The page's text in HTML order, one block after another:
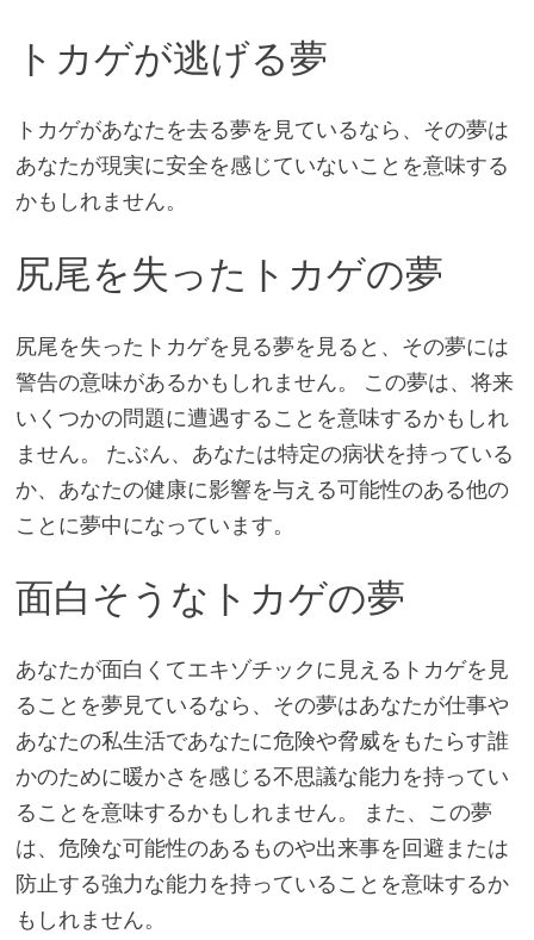
トカゲが逃げる夢
トカゲがあなたを去る夢を見ているなら、その夢は
あなたが現実に安全を感じていないことを意味する
かもしれません。
尻尾を失ったトカゲの夢
尻尾を失ったトカゲを見る夢を見ると、その夢には
警告の意味があるかもしれません。 この夢は、将来
いくつかの問題に遭遇することを意味するかもしれ
ません。 たぶん、あなたは特定の病状を持っている
か、あなたの健康に影響を与える可能性のある他の
ことに夢中になっています。
面白そうなトカゲの夢
あなたが面白くてエキゾチックに見えるトカゲを見
ることを夢見ているなら、その夢はあなたが仕事や
あなたの私生活であなたに危険や脅威をもたらす誰
かのために暖かさを感じる不思議な能力を持ってい
ることを意味するかもしれません。 また、この夢
は、危険な可能性のあるものや出来事を回避または
防止する強力な能力を持っていることを意味するか
もしれません。